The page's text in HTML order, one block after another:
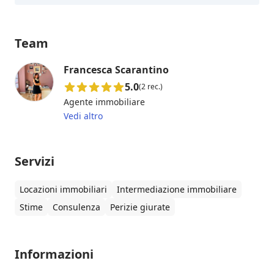
Team
Francesca Scarantino
5.0(2 rec.)
Agente immobiliare
Vedi altro
Servizi
Locazioni immobiliari
Intermediazione immobiliare
Stime
Consulenza Perizie giurate
Informazioni